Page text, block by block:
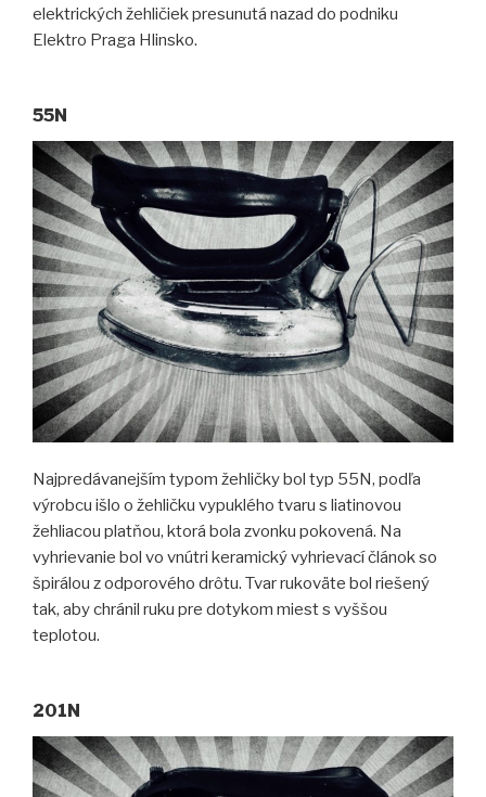
elektrických žehličiek presunutá nazad do podniku
Elektro Praga Hlinsko.
55N
Najpredávanejším typom žehličky bol typ 55N, podľa
výrobcu išlo o žehličku vypuklého tvaru s liatinovou
žehliacou platňou, ktorá bola zvonku pokovená. Na
vyhrievanie bol vo vnútri keramický vyhrievací článok so
špirálou z odporového drôtu. Tvar rukoväte bol riešený
tak, aby chránil ruku pre dotykom miest s vyššou
teplotou.
201N